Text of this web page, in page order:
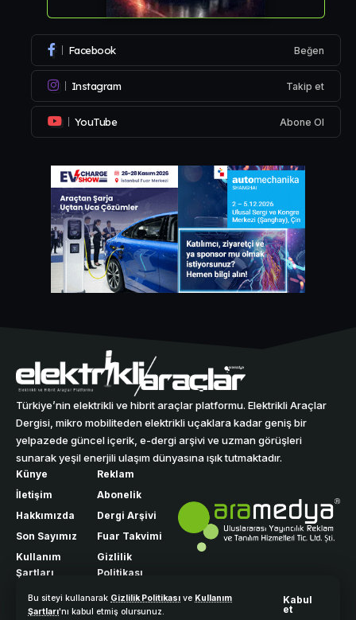
Bu siteyi kullanarak Gizlilik Politikası ve Kullanım
Şartları'nı kabul etmiş olursunuz.
Kabul
et
Facebook Beğen
Instagram Takip et
YouTube Abone Ol
Türkiye’nin elektrikli ve hibrit araçlar platformu. Elektrikli Araçlar
Dergisi, mikro mobiliteden elektrikli uçaklara kadar geniş bir
yelpazede güncel içerik, e-dergi arşivi ve uzman görüşleri
sunarak yeşil enerjili ulaşım dünyasına ışık tutmaktadır.
Künye
İletişim
Hakkımızda
Son Sayımız
Kullanım
Şartları
Reklam
Abonelik
Dergi Arşivi
Fuar Takvimi
Gizlilik
Politikası